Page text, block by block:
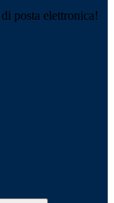
posta elettronica!